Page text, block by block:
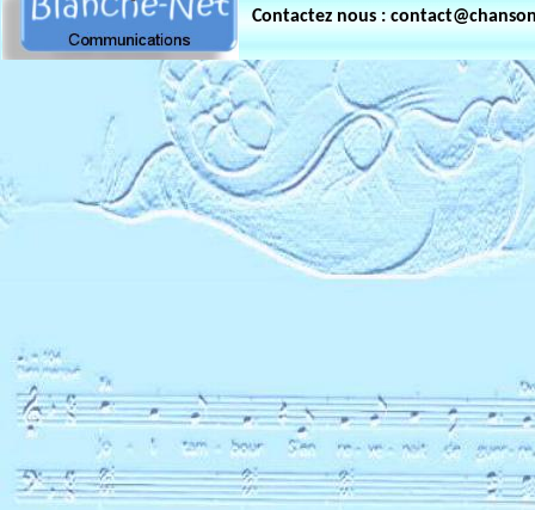
Contactez nous :